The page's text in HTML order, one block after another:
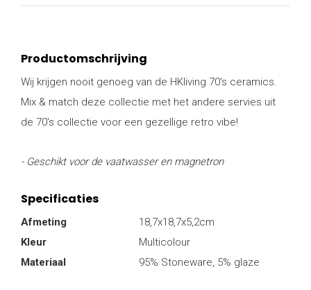
Productomschrijving
Wij krijgen nooit genoeg van de HKliving 70's ceramics.
Mix & match deze collectie met het andere servies uit
de 70's collectie voor een gezellige retro vibe!
- Geschikt voor de vaatwasser en magnetron
Specificaties
Afmeting
18,7x18,7x5,2cm
Kleur
Multicolour
Materiaal
95% Stoneware, 5% glaze